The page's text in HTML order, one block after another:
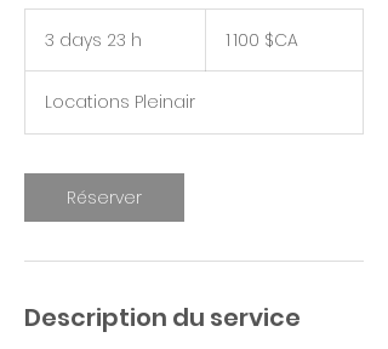
3 days 23 h
y
s
3
canadiens
1 100 $CA
Locations Pleinair
Réserver
Description du service